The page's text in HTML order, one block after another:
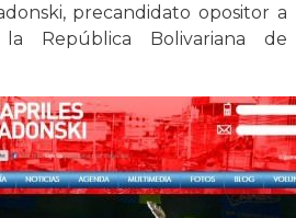
precandidato opositor a
República Bolivariana de